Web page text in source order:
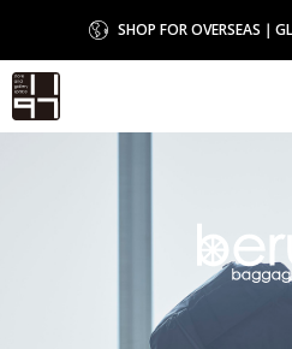
SHOP FOR OVERSEAS｜